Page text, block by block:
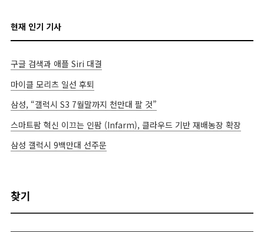
현재 인기 기사
구글 검색과 애플 Siri 대결
마이클 모리츠 일선 후퇴
삼성, “갤럭시 S3 7월말까지 천만대 팔 것”
스마트팜 혁신 이끄는 인팜 (Infarm), 클라우드 기반 재배농장 확장
삼성 갤럭시 9백만대 선주문
찾기